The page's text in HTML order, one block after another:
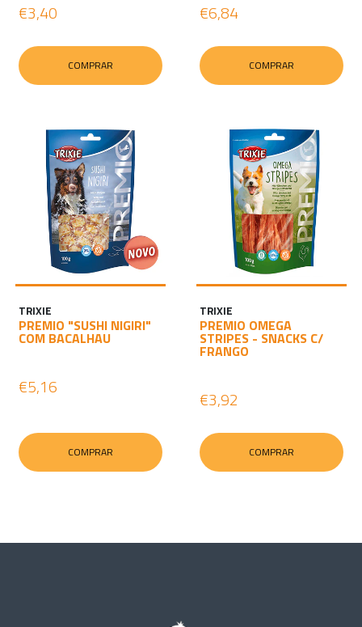
€3,40
COMPRAR
€6,84
COMPRAR
TRIXIE
PREMIO "SUSHI NIGIRI"
COM BACALHAU
€5,16
COMPRAR
TRIXIE
PREMIO OMEGA
STRIPES - SNACKS C/
FRANGO
€3,92
COMPRAR